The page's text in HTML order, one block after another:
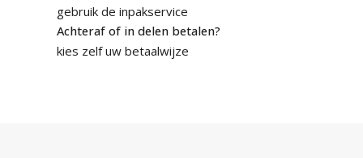
gebruik de inpakservice
Achteraf of in delen betalen?
kies zelf uw betaalwijze